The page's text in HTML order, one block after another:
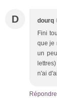
D dourq
Fini
que je
un
n'ai
Répondre